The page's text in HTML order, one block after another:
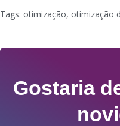
Tags: otimização, otimização
Gostaria